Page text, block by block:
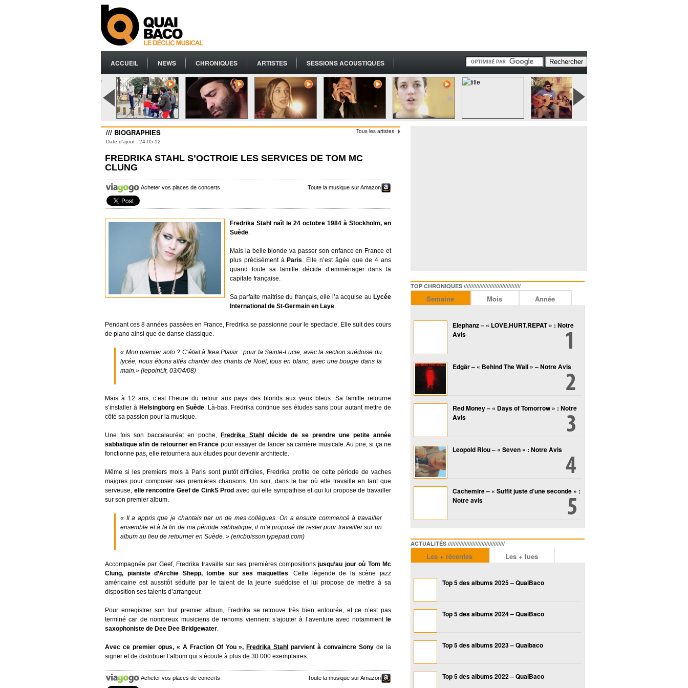
ACCUEIL NEWS CHRONIQUES ARTISTES SESSIONS ACOUSTIQUES
.
/// BIOGRAPHIES Tous les artistes
Date d'ajout : 24-05-12
FREDRIKA STAHL S’OCTROIE LES SERVICES DE TOM MC
CLUNG
Acheter vos places de concerts Toute la musique sur Amazon
Fredrika Stahl naît le 24 octobre 1984 à Stockholm, en
Suède.
Mais la belle blonde va passer son enfance en France et
plus précisément à Paris. Elle n’est âgée que de 4 ans
quand toute sa famille décide d’emménager dans la
capitale française.
Sa parfaite maitrise du français, elle l’a acquise au Lycée
International de St-Germain en Laye.
Pendant ces 8 années passées en France, Fredrika se passionne pour le spectacle. Elle suit des cours
de piano ainsi que de danse classique.
« Mon premier solo ? C’était à Ikea Plaisir : pour la Sainte-Lucie, avec la section suédoise du
lycée, nous étions allés chanter des chants de Noël, tous en blanc, avec une bougie dans la
main.» (lepoint.fr, 03/04/08)
Mais à 12 ans, c’est l’heure du retour aux pays des blonds aux yeux bleus. Sa famille retourne
s’installer à Helsingborg en Suède. Là-bas, Fredrika continue ses études sans pour autant mettre de
côté sa passion pour la musique.
Une fois son baccalauréat en poche, Fredrika Stahl
décide de se prendre une petite année
sabbatique afin de retourner en France pour essayer de lancer sa carrière musicale. Au pire, si ça ne
fonctionne pas, elle retournera aux études pour devenir architecte.
Même si les premiers mois à Paris sont plutôt difficiles, Fredrika profite de cette période de vaches
maigres pour composer ses premières chansons. Un soir, dans le bar où elle travaille en tant que
serveuse, elle rencontre Geef de CinkS Prod avec qui elle sympathise et qui lui propose de travailler
sur son premier album.
« Il a appris que je chantais par un de mes collègues. On a ensuite commencé à travailler
ensemble et à la fin de ma période sabbatique, il m’a proposé de rester pour travailler sur un
album au lieu de retourner en Suède. » (ericboisson.typepad.com)
Accompagnée par Geef, Fredrika travaille sur ses premières compositionsjusqu’au jour où Tom Mc
Clung, pianiste d’Archie Shepp, tombe sur ses maquettes. Cette légende de la scène jazz
américaine est aussitôt séduite par le talent de la jeune suédoise et lui propose de mettre à sa
disposition ses talents d’arrangeur.
Pour enregistrer son tout premier album, Fredrika se retrouve très bien entourée, et ce n’est pas
terminé car de nombreux musiciens de renoms viennent s’ajouter à l’aventure avec notamment le
saxophoniste de Dee Dee Bridgewater.
Avec ce premier opus, « A Fraction Of You », Fredrika Stahl parvient à convaincre Sony de la
signer et de distribuer l’album qui s’écoule à plus de 30 000 exemplaires.
Acheter vos places de concerts Toute la musique sur Amazon
TOP CHRONIQUES /////////////////////////////////////
Semaine Mois Année
Elephanz – « LOVE.HURT.REPAT » : Notre
Avis
Edgär – « Behind The Wall » – Notre Avis
Red Money – « Days of Tomorrow » : Notre
Avis
Leopold Riou – « Seven » : Notre Avis
Cachemire – « Suffit juste d’une seconde » :
Notre avis
ACTUALITÉS /////////////////////////////////////
Les + récentes Les + lues
Top 5 des albums 2025 – QuaiBaco
Top 5 des albums 2024 – QuaiBaco
Top 5 des albums 2023 – Quaibaco
Top 5 des albums 2022 – QuaiBaco